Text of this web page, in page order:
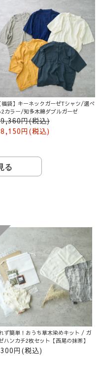
福袋】キーネックガーゼTシャツ/選べ
2カラー/知多木綿ダブルガーゼ
円(税込)
円(税込)
る
ず簡単！おうち草木染めキット / ガ
ハンカチ2枚セット【西尾の抹茶】
円(税込)